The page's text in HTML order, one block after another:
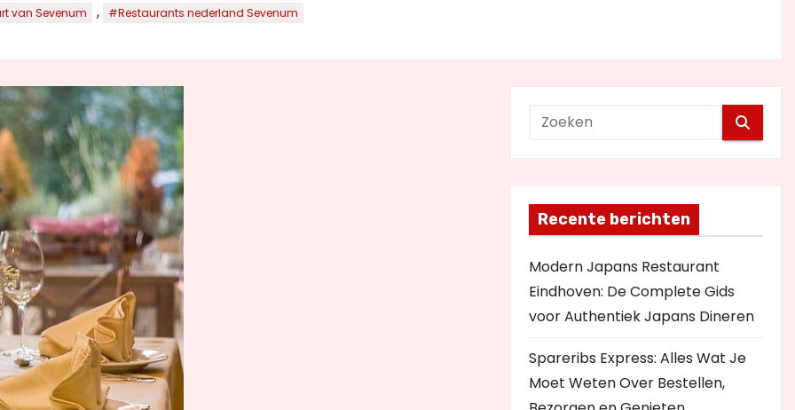
van Sevenum , #Restaurants nederland Sevenum
Recente berichten
Modern Japans Restaurant
Eindhoven: De Complete Gids
voor Authentiek Japans Dineren
Spareribs Express: Alles Wat Je
Moet Weten Over Bestellen,